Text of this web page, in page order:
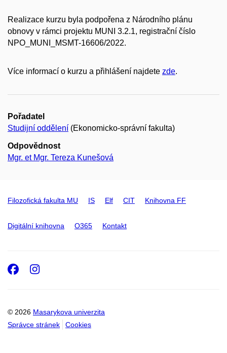
Realizace kurzu byla podpořena z Národního plánu
obnovy v rámci projektu MUNI 3.2.1, registrační číslo
NPO_MUNI_MSMT-16606/2022.
Více informací o kurzu a přihlášení najdete zde.
Pořadatel
Studijní oddělení (Ekonomicko-správní fakulta)
Odpovědnost
Mgr. et Mgr. Tereza Kunešová
Filozofická fakulta MU IS Elf CIT Knihovna FF
Digitální knihovna O365 Kontakt
© 2026 Masarykova univerzita
Správce stránek
Cookies
Facebook
Instagram